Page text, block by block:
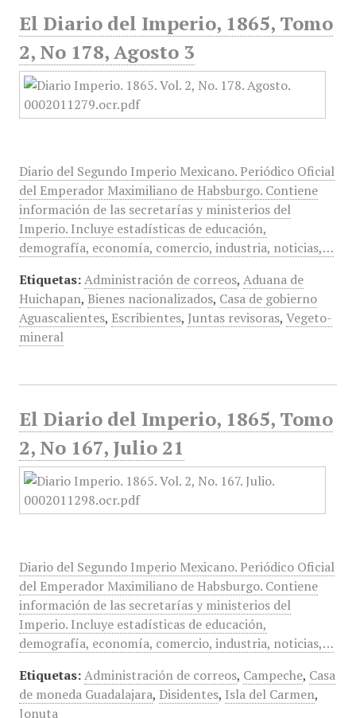
El Diario del Imperio, 1865, Tomo
2, No 178, Agosto 3
Diario del Segundo Imperio Mexicano. Periódico Oficial
del Emperador Maximiliano de Habsburgo. Contiene
información de las secretarías y ministerios del
Imperio. Incluye estadísticas de educación,
demografía, economía, comercio, industria, noticias,…
Etiquetas: Administración de correos, Aduana de
Huichapan, Bienes nacionalizados, Casa de gobierno
Aguascalientes, Escribientes, Juntas revisoras, Vegeto-
mineral
El Diario del Imperio, 1865, Tomo
2, No 167, Julio 21
Diario del Segundo Imperio Mexicano. Periódico Oficial
del Emperador Maximiliano de Habsburgo. Contiene
información de las secretarías y ministerios del
Imperio. Incluye estadísticas de educación,
demografía, economía, comercio, industria, noticias,…
Etiquetas: Administración de correos, Campeche, Casa
de moneda Guadalajara, Disidentes, Isla del Carmen,
Jonuta